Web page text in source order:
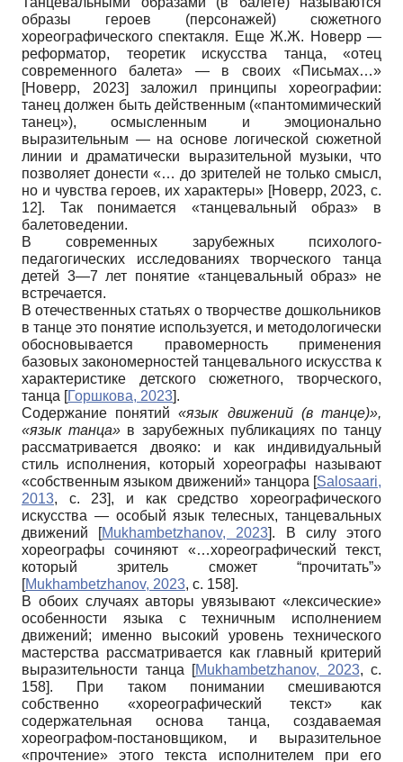
образы героев (персонажей) сюжетного
хореографического спектакля. Еще Ж.Ж. Новерр —
реформатор, теоретик искусства танца, «отец
современного балета» — в своих «Письмах…»
[Новерр, 2023] заложил принципы хореографии:
танец должен быть действенным («пантомимический
танец»), осмысленным и эмоционально
выразительным — на основе логической сюжетной
линии и драматически выразительной музыки, что
позволяет донести «… до зрителей не только смысл,
но и чувства героев, их характеры» [Новерр, 2023, с.
12]. Так понимается «танцевальный образ» в
балетоведении.
В современных зарубежных психолого-
педагогических исследованиях творческого танца
детей 3—7 лет понятие «танцевальный образ» не
встречается.
В отечественных статьях о творчестве дошкольников
в танце это понятие используется, и методологически
обосновывается правомерность применения
базовых закономерностей танцевального искусства к
характеристике детского сюжетного, творческого,
танца [Горшкова, 2023].
Содержание понятий«язык движений (в танце)»,
«язык танца» в зарубежных публикациях по танцу
рассматривается двояко: и как индивидуальный
стиль исполнения, который хореографы называют
«собственным языком движений» танцора [Salosaari,
2013, с. 23], и как средство хореографического
искусства — особый язык телесных, танцевальных
движений
[Mukhambetzhanov, 2023]. В силу этого
хореографы сочиняют «…хореографический текст,
который зритель сможет “прочитать”»
[Mukhambetzhanov, 2023, с. 158].
В обоих случаях авторы увязывают «лексические»
особенности языка с техничным исполнением
движений; именно высокий уровень технического
мастерства рассматривается как главный критерий
выразительности танца
[Mukhambetzhanov, 2023, с.
158]. При таком понимании смешиваются
собственно «хореографический текст» как
содержательная основа танца, создаваемая
хореографом-постановщиком, и выразительное
«прочтение» этого текста исполнителем при его